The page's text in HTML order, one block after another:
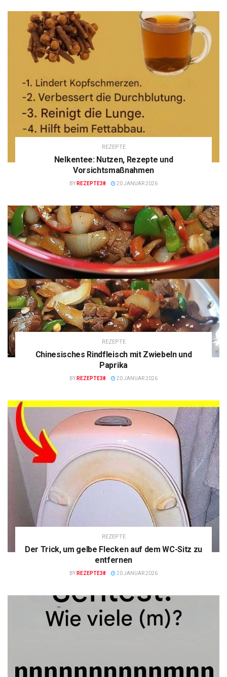
REZEPTE
Nelkentee: Nutzen, Rezepte und
Vorsichtsmaßnahmen
BY REZEPTE38 20 JANUAR 2026
REZEPTE
Chinesisches Rindfleisch mit Zwiebeln und
Paprika
BY REZEPTE38 20 JANUAR 2026
REZEPTE
Der Trick, um gelbe Flecken auf dem WC-Sitz zu
entfernen
BY REZEPTE38 20 JANUAR 2026